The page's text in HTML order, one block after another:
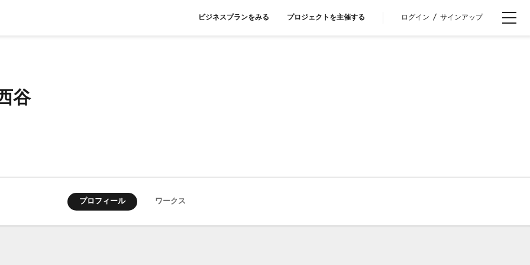
ビジネスプランをみる プロジェクトを主催する ログイン / サインアップ
谷
プロフィール ワークス